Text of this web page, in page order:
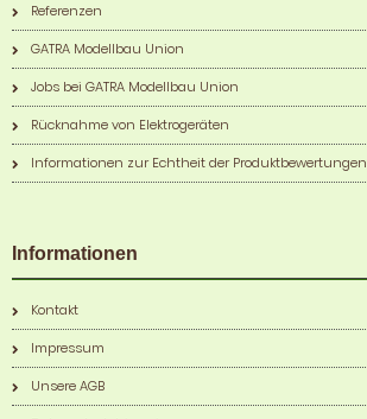
Referenzen
GATRA Modellbau Union
Jobs bei GATRA Modellbau Union
Rücknahme von Elektrogeräten
Informationen zur Echtheit der Produktbewertungen
Informationen
Kontakt
Impressum
Unsere AGB